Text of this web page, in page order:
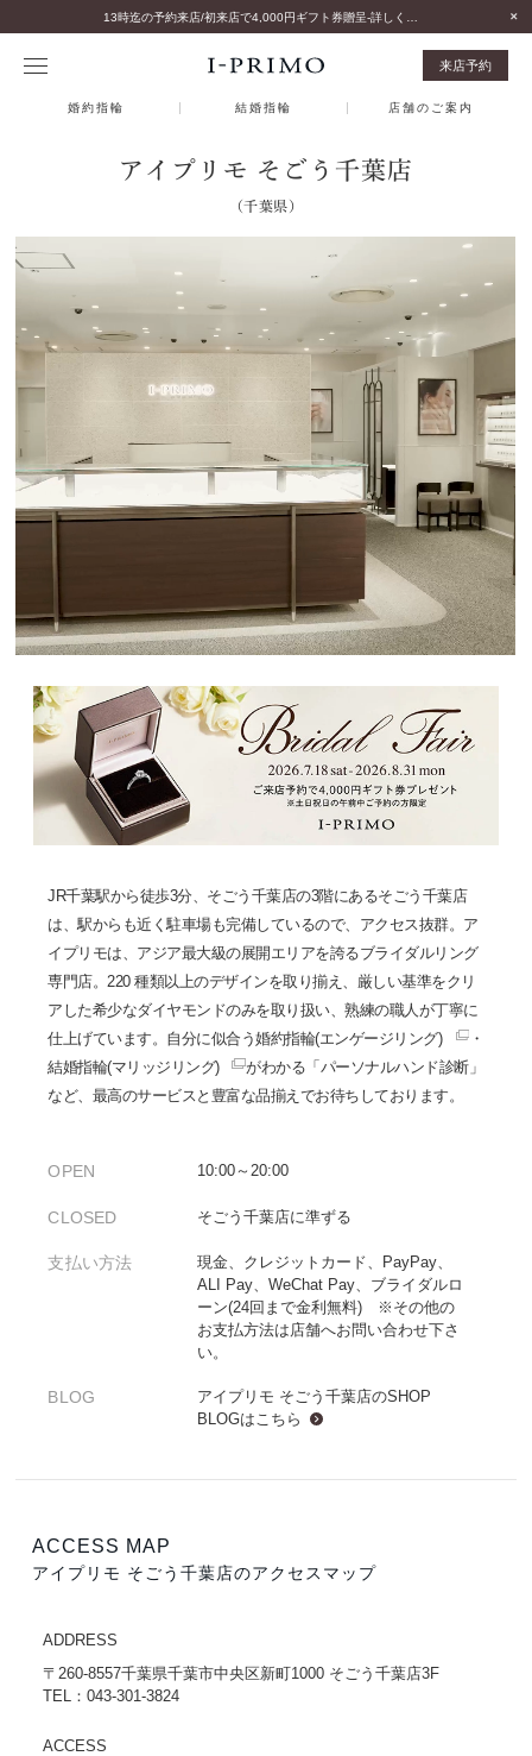
来店予約
婚約指輪 結婚指輪 店舗のご案内
アイプリモ そごう千葉店
（千葉県）
JR千葉駅から徒歩3分、そごう千葉店の3階にあるそごう千葉店
は、駅からも近く駐車場も完備しているので、アクセス抜群。ア
イプリモは、アジア最大級の展開エリアを誇るブライダルリング
専門店。220 種類以上のデザインを取り揃え、厳しい基準をクリ
アした希少なダイヤモンドのみを取り扱い、熟練の職人が丁寧に
仕上げています。自分に似合う婚約指輪(エンゲージリング)
・
結婚指輪(マリッジリング)
がわかる「パーソナルハンド診断」
など、最高のサービスと豊富な品揃えでお待ちしております。
OPEN 10:00～20:00
CLOSED そごう千葉店に準ずる
支払い方法
現金、クレジットカード、PayPay、
ALI Pay、WeChat Pay、ブライダルロ
ーン(24回まで金利無料) ※その他の
お支払方法は店舗へお問い合わせ下さ
い。
BLOG
アイプリモ そごう千葉店のSHOP
BLOGはこちら
ACCESS MAP
アイプリモ そごう千葉店のアクセスマップ
ADDRESS
〒260-8557千葉県千葉市中央区新町1000 そごう千葉店3F
TEL：043-301-3824
ACCESS